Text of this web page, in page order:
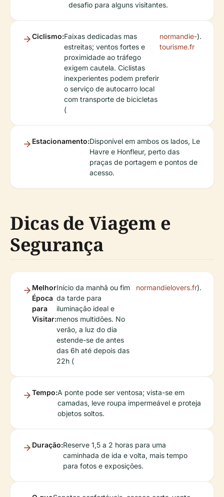
desafio para alguns visitantes.
Ciclismo:Faixas dedicadas mas
estreitas; ventos fortes e
proximidade ao tráfego
exigem cautela. Ciclistas
inexperientes podem preferir
o serviço de autocarro local
com transporte de bicicletas
(
normandie-
tourisme.fr
).
Estacionamento:Disponível em ambos os lados, Le
Havre e Honfleur, perto das
praças de portagem e pontos de
acesso.
Dicas de Viagem e
Segurança
Melhor
Época
para
Visitar:
Início da manhã ou fim
da tarde para
iluminação ideal e
menos multidões. No
verão, a luz do dia
estende-se de antes
das 6h até depois das
22h (
normandielovers.fr).
Tempo:A ponte pode ser ventosa; vista-se em
camadas, leve roupa impermeável e proteja
objetos soltos.
Duração:Reserve 1,5 a 2 horas para uma
caminhada de ida e volta, mais tempo
para fotos e exposições.